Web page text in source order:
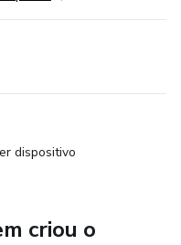
dispositivo
criou o